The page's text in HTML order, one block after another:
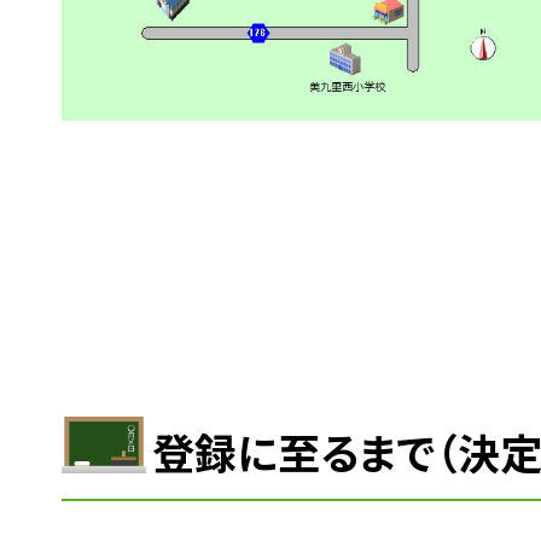
登録に至るまで（決定